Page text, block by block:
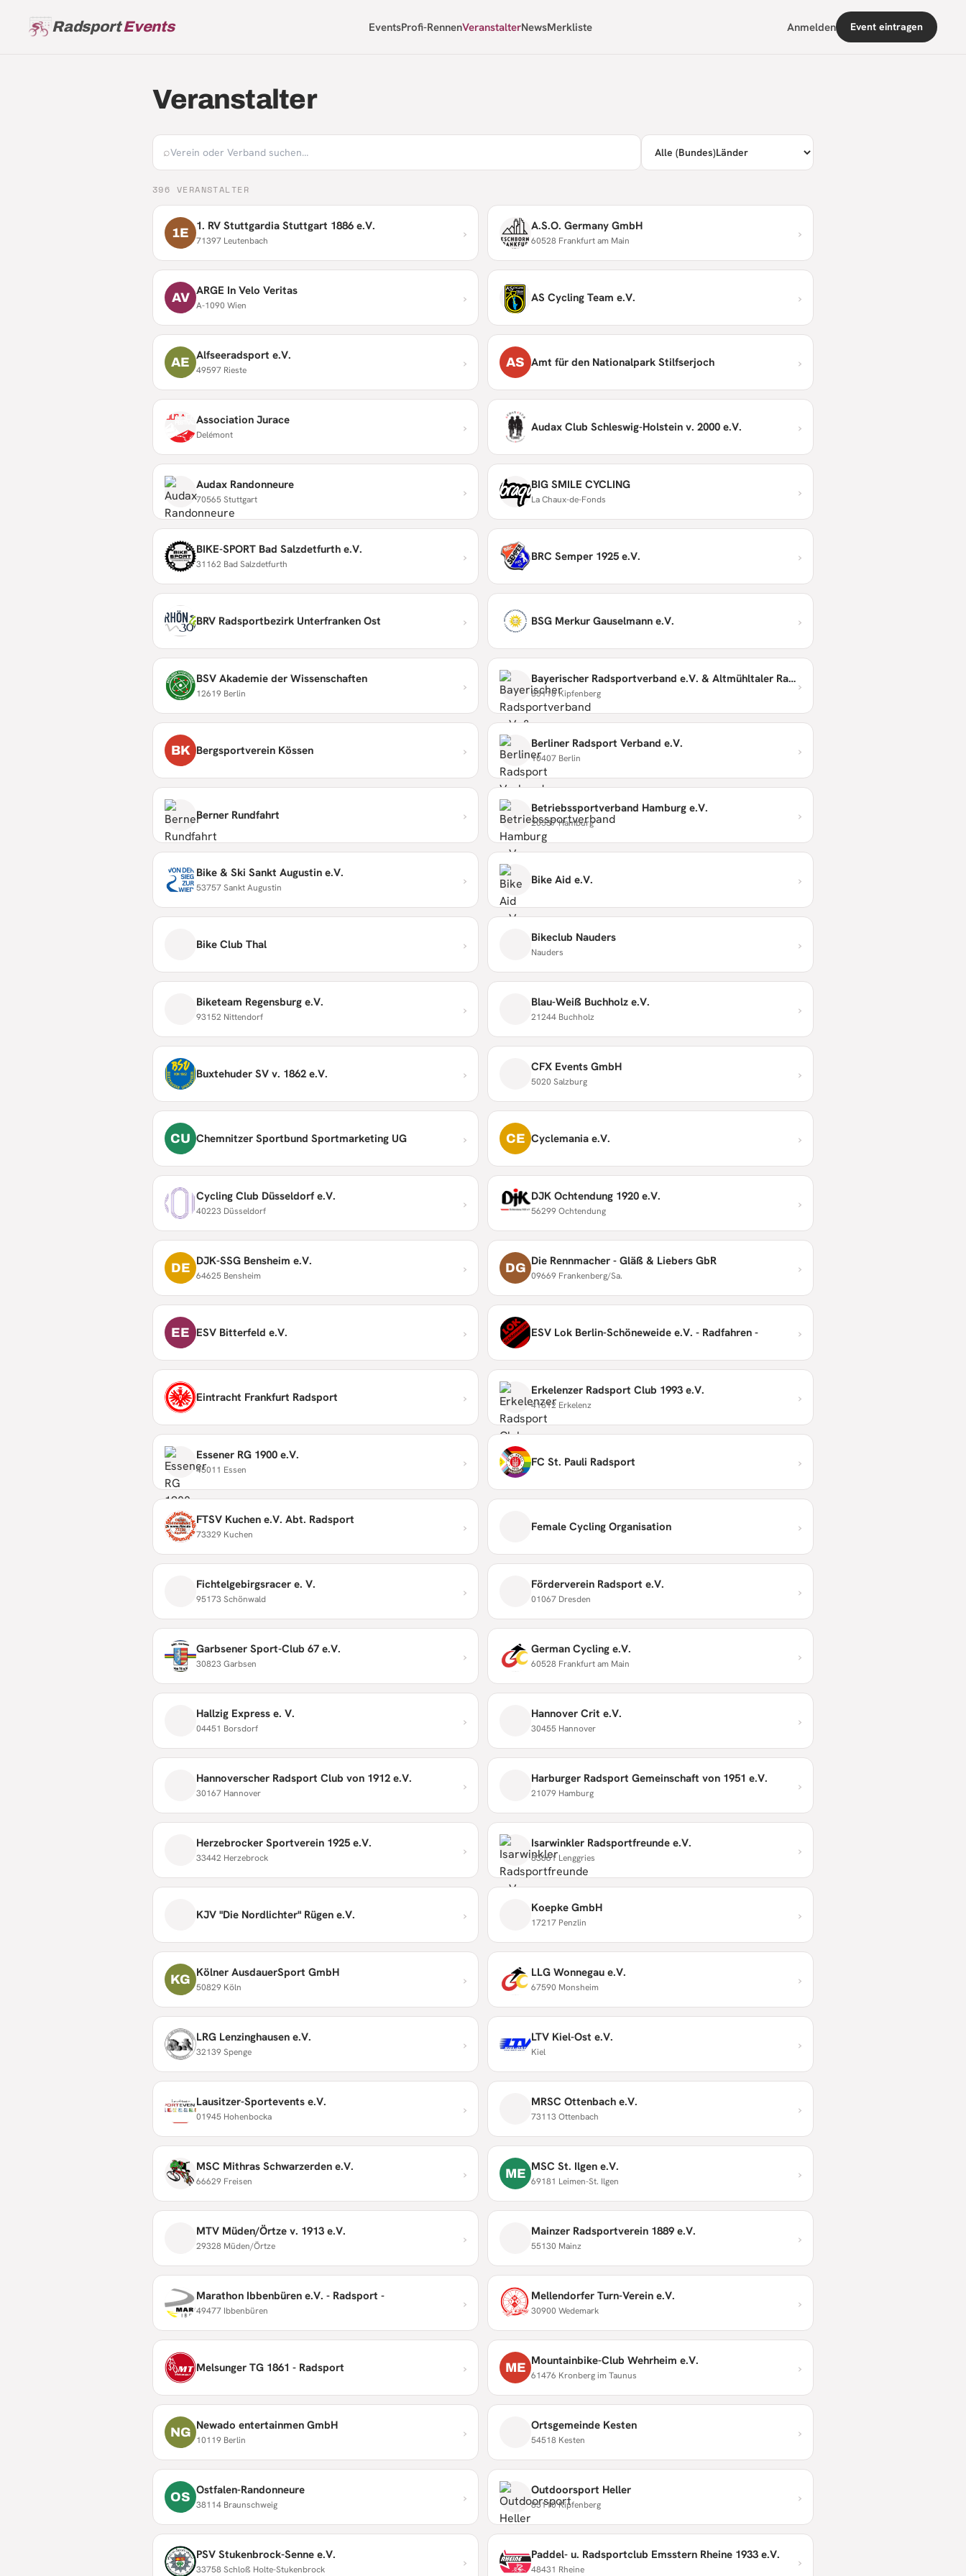
RadsportEvents EventsProfi-RennenVeranstalterNewsMerkliste Anmelden Event eintragen
Veranstalter
⌕
396 VERANSTALTER
1E 1. RV Stuttgardia Stuttgart 1886 e.V.
71397 Leutenbach › A.S.O. Germany GmbH
60528 Frankfurt am Main ›
AV ARGE In Velo Veritas
A-1090 Wien › AS Cycling Team e.V. ›
AE Alfseeradsport e.V.
49597 Rieste › AS Amt für den Nationalpark Stilfserjoch ›
Association Jurace
Delémont › Audax Club Schleswig-Holstein v. 2000 e.V. ›
Audax Randonneure
70565 Stuttgart › BIG SMILE CYCLING
La Chaux-de-Fonds ›
BIKE-SPORT Bad Salzdetfurth e.V.
31162 Bad Salzdetfurth › BRC Semper 1925 e.V. ›
BRV Radsportbezirk Unterfranken Ost › BSG Merkur Gauselmann e.V. ›
BSV Akademie der Wissenschaften
12619 Berlin › Bayerischer Radsportverband e.V. & Altmühltaler Radmarathon
85110 Kipfenberg ›
BK Bergsportverein Kössen › Berliner Radsport Verband e.V.
10407 Berlin ›
Berner Rundfahrt › Betriebssportverband Hamburg e.V.
20537 Hamburg ›
Bike & Ski Sankt Augustin e.V.
53757 Sankt Augustin › Bike Aid e.V. ›
Bike Club Thal › Bikeclub Nauders
Nauders ›
Biketeam Regensburg e.V.
93152 Nittendorf › Blau-Weiß Buchholz e.V.
21244 Buchholz ›
Buxtehuder SV v. 1862 e.V. › CFX Events GmbH
5020 Salzburg ›
CU Chemnitzer Sportbund Sportmarketing UG › CE Cyclemania e.V. ›
Cycling Club Düsseldorf e.V.
40223 Düsseldorf › DJK Ochtendung 1920 e.V.
56299 Ochtendung ›
DE DJK-SSG Bensheim e.V.
64625 Bensheim › DG Die Rennmacher - Gläß & Liebers GbR
09669 Frankenberg/Sa. ›
EE ESV Bitterfeld e.V. › ESV Lok Berlin-Schöneweide e.V. - Radfahren - ›
Eintracht Frankfurt Radsport › Erkelenzer Radsport Club 1993 e.V.
41812 Erkelenz ›
Essener RG 1900 e.V.
45011 Essen › FC St. Pauli Radsport ›
FTSV Kuchen e.V. Abt. Radsport
73329 Kuchen › Female Cycling Organisation ›
Fichtelgebirgsracer e. V.
95173 Schönwald › Förderverein Radsport e.V.
01067 Dresden ›
Garbsener Sport-Club 67 e.V.
30823 Garbsen › German Cycling e.V.
60528 Frankfurt am Main ›
Hallzig Express e. V.
04451 Borsdorf › Hannover Crit e.V.
30455 Hannover ›
Hannoverscher Radsport Club von 1912 e.V.
30167 Hannover › Harburger Radsport Gemeinschaft von 1951 e.V.
21079 Hamburg ›
Herzebrocker Sportverein 1925 e.V.
33442 Herzebrock › Isarwinkler Radsportfreunde e.V.
83661 Lenggries ›
KJV "Die Nordlichter" Rügen e.V. › Koepke GmbH
17217 Penzlin ›
KG Kölner AusdauerSport GmbH
50829 Köln › LLG Wonnegau e.V.
67590 Monsheim ›
LRG Lenzinghausen e.V.
32139 Spenge › LTV Kiel-Ost e.V.
Kiel ›
Lausitzer-Sportevents e.V.
01945 Hohenbocka › MRSC Ottenbach e.V.
73113 Ottenbach ›
MSC Mithras Schwarzerden e.V.
66629 Freisen › ME MSC St. Ilgen e.V.
69181 Leimen-St. Ilgen ›
MTV Müden/Örtze v. 1913 e.V.
29328 Müden/Örtze › Mainzer Radsportverein 1889 e.V.
55130 Mainz ›
Marathon Ibbenbüren e.V. - Radsport -
49477 Ibbenbüren › Mellendorfer Turn-Verein e.V.
30900 Wedemark ›
Melsunger TG 1861 - Radsport › ME Mountainbike-Club Wehrheim e.V.
61476 Kronberg im Taunus ›
NG Newado entertainmen GmbH
10119 Berlin › Ortsgemeinde Kesten
54518 Kesten ›
OS Ostfalen-Randonneure
38114 Braunschweig › Outdoorsport Heller
85110 Kipfenberg ›
PSV Stukenbrock-Senne e.V.
33758 Schloß Holte-Stukenbrock › Paddel- u. Radsportclub Emsstern Rheine 1933 e.V.
48431 Rheine ›